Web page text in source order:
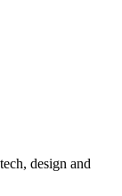
design and